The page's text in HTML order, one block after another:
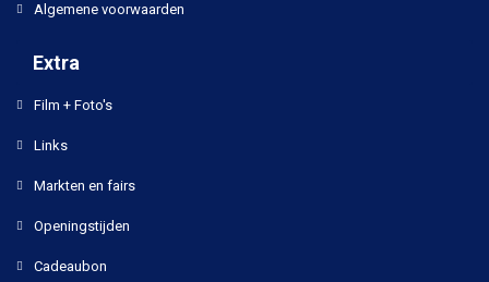
Algemene voorwaarden
Extra
Film + Foto's
Links
Markten en fairs
Openingstijden
Cadeaubon